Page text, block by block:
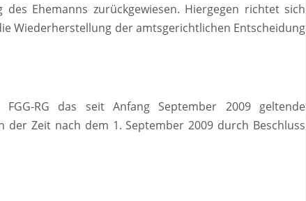
Ehemanns zurückgewiesen. Hiergegen richtet sich
Wiederherstellung der amtsgerichtlichen Entscheidung
RG das seit Anfang September 2009 geltende
Zeit nach dem 1. September 2009 durch Beschluss